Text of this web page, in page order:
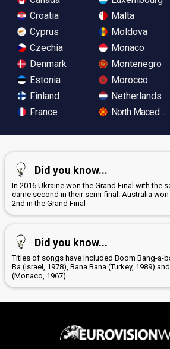
Croatia
Cyprus
Czechia
Denmark
Estonia
Finland
France
Malta
Moldova
Monaco
Montenegro
Morocco
Netherlands
North Macedonia
Did you know...
In 2016 Ukraine won the Grand Final with the
came second in their semi-final. Australia
2nd in the Grand Final
Did you know...
Titles of songs have included Boom Bang-a-
Ba (Israel, 1978), Bana Bana (Turkey, 1989)
(Monaco, 1967)